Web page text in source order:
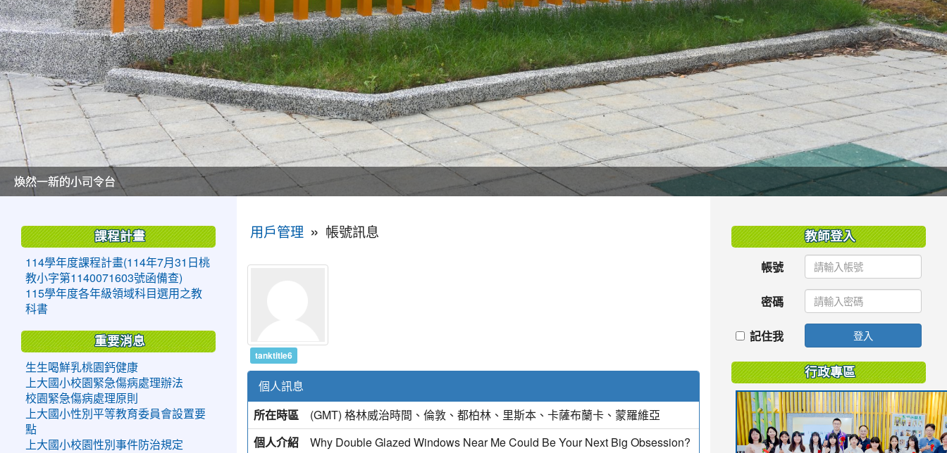
美麗的操場是我們活力的來源
美麗的操場是我們活力的來源
煥然一新的小司令台
煥然一新的小司令台
富含桃園埤塘田園風光意象的中廊
富含桃園埤塘田園風光意象的中廊
嶄新的中庭廣場
嶄新的中庭廣場
水生池生生不息
水生池生生不息
用戶管理 » 帳號訊息
tanktitle6
個人訊息
所在時區
(GMT) 格林威治時間、倫敦、都柏林、里斯本、卡薩布蘭卡、蒙羅維亞
個人介紹
Why Double Glazed Windows Near Me Could Be Your Next Big Obsession?
課程計畫
114學年度課程計畫(114年7月31日桃
教小字第1140071603號函備查)
115學年度各年級領域科目選用之教
科書
重要消息
生生喝鮮乳桃園鈣健康
上大國小校園緊急傷病處理辦法
校園緊急傷病處理原則
上大國小性別平等教育委員會設置要
點
上大國小校園性別事件防治規定
教師登入
帳號
密碼
記住我 登入
行政專區